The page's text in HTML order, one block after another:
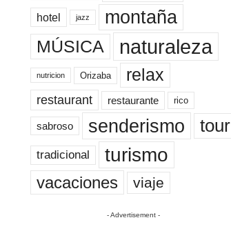
hotel jazz montaña
MÚSICA naturaleza
nutricion Orizaba relax
restaurant restaurante rico
sabroso senderismo tour
tradicional turismo
vacaciones viaje
- Advertisement -